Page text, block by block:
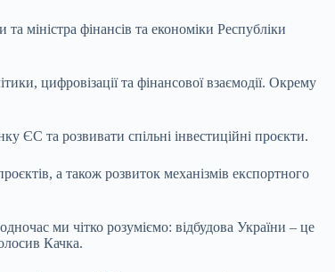
міністра фінансів та економіки Республіки
цифровізації та фінансової взаємодії. Окрему
ЄС та розвивати спільні інвестиційні проєкти.
а також розвиток механізмів експортного
ми чітко розуміємо: відбудова України – це
Качка.